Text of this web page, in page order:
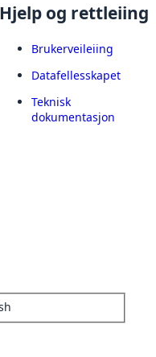
Hjelp og rettleiing
Brukerveileiing
Datafellesskapet
Teknisk
dokumentasjon